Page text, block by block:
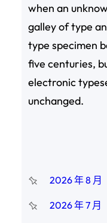
when an
galley of type
type specimen
five centuries,
electronic
unchanged.
2026 年 8 月
2026 年 7 月